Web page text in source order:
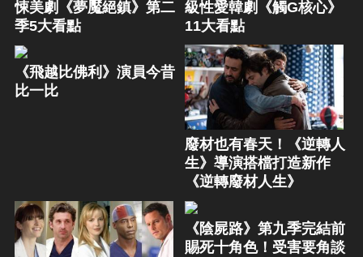
悚美劇《夢魘絕鎮》第二
季5大看點
級性愛韓劇《觸G核心》
11大看點
《飛越比佛利》演員今昔
比一比
廢材也有春天！《逆轉人
生》導演搭檔打造新作
《逆轉廢材人生》
《陰屍路》第九季完結前
賜死十角色！受害要角談